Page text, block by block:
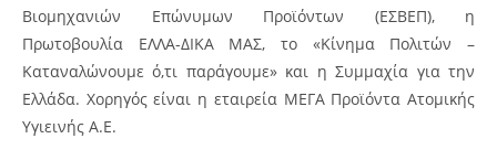
Βιομηχανιών Επώνυμων Προϊόντων (ΕΣΒΕΠ), η
Πρωτοβουλία ΕΛΛΑ-ΔΙΚΑ ΜΑΣ, το «Κίνημα Πολιτών –
Καταναλώνουμε ό,τι παράγουμε» και η Συμμαχία για την
Ελλάδα. Χορηγός είναι η εταιρεία ΜΕΓΑ Προϊόντα Ατομικής
Υγιεινής Α.Ε.